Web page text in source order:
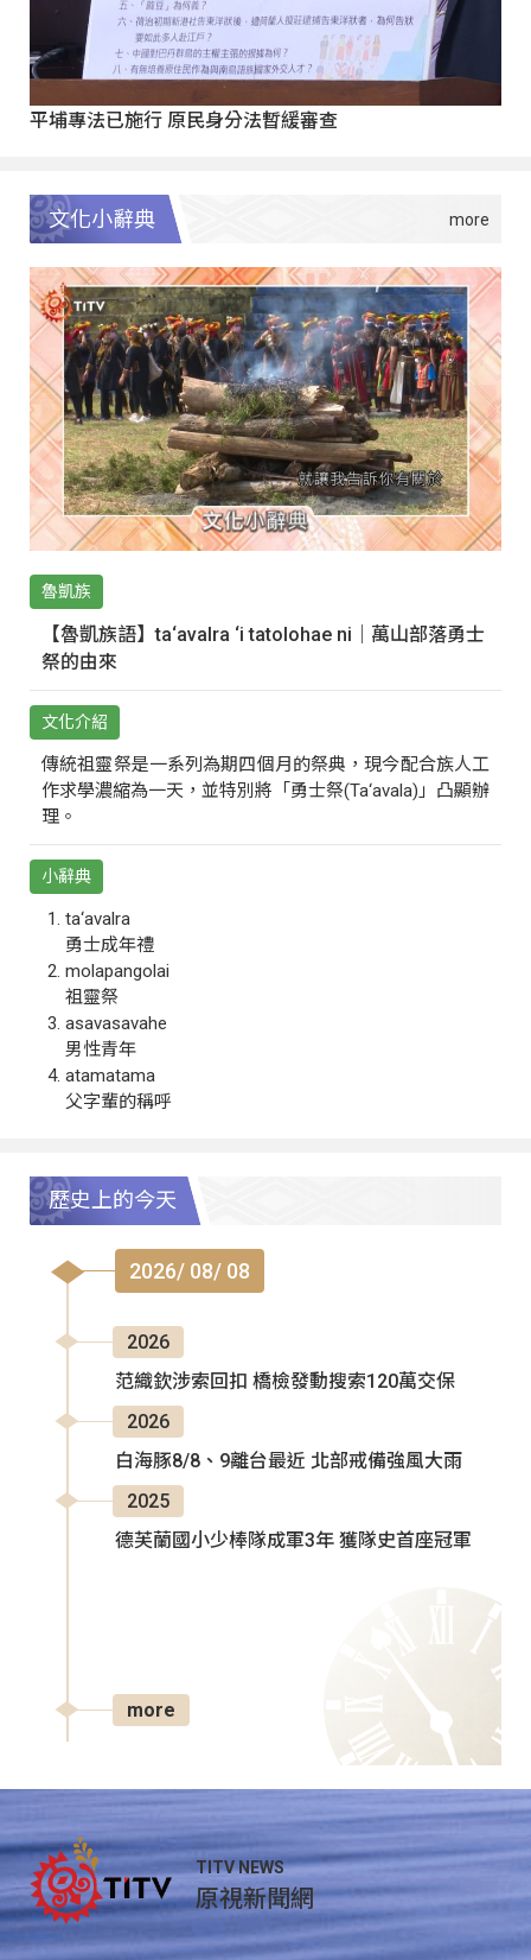
平埔專法已施行 原民身分法暫緩審查
文化小辭典
魯凱族
【魯凱族語】ta‘avalra ‘i tatolohae ni｜萬山部落勇士
祭的由來
文化介紹
傳統祖靈祭是一系列為期四個月的祭典，現今配合族人工
作求學濃縮為一天，並特別將「勇士祭(Ta‘avala)」凸顯辦
理。
小辭典
ta‘avalra
勇士成年禮
molapangolai
祖靈祭
asavasavahe
男性青年
atamatama
父字輩的稱呼
歷史上的今天
2026/ 08/ 08
2026
范織欽涉索回扣 橋檢發動搜索120萬交保
2026
白海豚8/8、9離台最近 北部戒備強風大雨
2025
德芙蘭國小少棒隊成軍3年 獲隊史首座冠軍
more
TITV NEWS
原視新聞網